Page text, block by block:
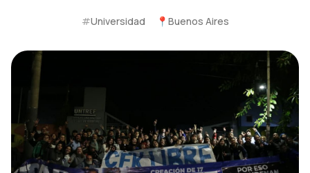
#Universidad 📍 Buenos Aires